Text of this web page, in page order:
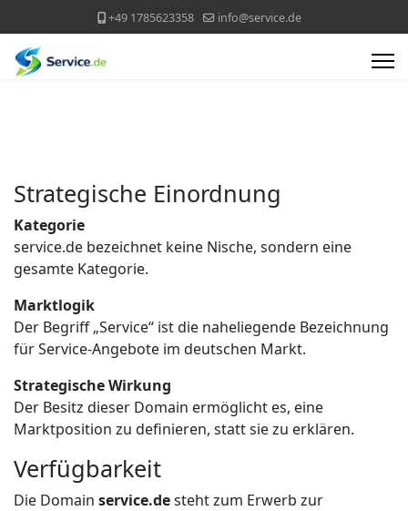
+49 1785623358 info@service.de
Strategische Einordnung
Kategorie
service.de bezeichnet keine Nische, sondern eine
gesamte Kategorie.
Marktlogik
Der Begriff „Service“ ist die naheliegende Bezeichnung
für Service-Angebote im deutschen Markt.
Strategische Wirkung
Der Besitz dieser Domain ermöglicht es, eine
Marktposition zu definieren, statt sie zu erklären.
Verfügbarkeit
Die Domain service.desteht zum Erwerb zur